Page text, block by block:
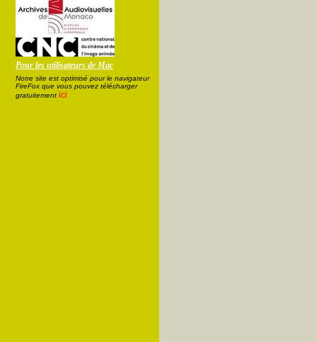
Pour les utilisateurs de Mac
Notre site est optimisé pour le navigateur
FireFox que vous pouvez télécharger
gratuitement ici